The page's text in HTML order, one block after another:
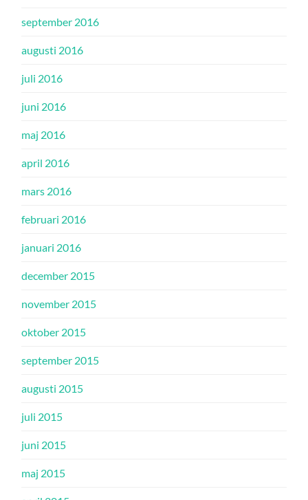
september 2016
augusti 2016
juli 2016
juni 2016
maj 2016
april 2016
mars 2016
februari 2016
januari 2016
december 2015
november 2015
oktober 2015
september 2015
augusti 2015
juli 2015
juni 2015
maj 2015